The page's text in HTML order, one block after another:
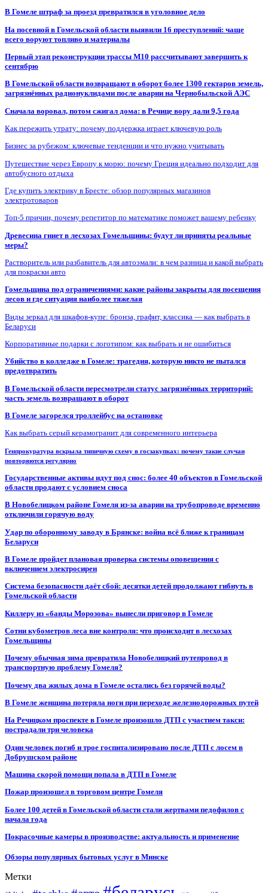
В Гомеле штраф за проезд превратился в уголовное дело
На посевной в Гомельской области выявили 16 преступлений: чаще
всего воруют топливо и материалы
Первый этап реконструкции трассы М10 рассчитывают завершить к
сентябрю
В Гомельской области возвращают в оборот более 1300 гектаров земель,
загрязнённых радионуклидами после аварии на Чернобыльской АЭС
Сначала воровал, потом сжигал дома: в Речице вору дали 9,5 года
Как пережить утрату: почему поддержка играет ключевую роль
Бизнес за рубежом: ключевые тенденции и что нужно учитывать
Путешествие через Европу к морю: почему Греция идеально подходит для
автобусного отдыха
Где купить электрику в Бресте: обзор популярных магазинов
электротоваров
Топ-5 причин, почему репетитор по математике поможет вашему ребенку
Древесина гниет в лесхозах Гомельщины: будут ли приняты реальные
меры?
Растворитель или разбавитель для автоэмали: в чем разница и какой выбрать
для покраски авто
Гомельщина под ограничениями: какие районы закрыты для посещения
лесов и где ситуация наиболее тяжелая
Виды зеркал для шкафов-купе: бронза, графит, классика — как выбрать в
Беларуси
Корпоративные подарки с логотипом: как выбрать и не ошибиться
Убийство в колледже в Гомеле: трагедия, которую никто не пытался
предотвратить
В Гомельской области пересмотрели статус загрязнённых территорий:
часть земель возвращают в оборот
В Гомеле загорелся троллейбус на остановке
Как выбрать серый керамогранит для современного интерьера
Генпрокуратура вскрыла типичную схему в госзакупках: почему такие случаи
повторяются регулярно
Государственные активы идут под снос: более 40 объектов в Гомельской
области продают с условием сноса
В Новобелицком районе Гомеля из-за аварии на трубопроводе временно
отключили горячую воду
Удар по оборонному заводу в Брянске: война всё ближе к границам
Беларуси
В Гомеле пройдет плановая проверка системы оповещения с
включением электросирен
Система безопасности даёт сбой: десятки детей продолжают гибнуть в
Гомельской области
Киллеру из «банды Морозова» вынесли приговор в Гомеле
Сотни кубометров леса вне контроля: что происходит в лесхозах
Гомельщины
Почему обычная зима превратила Новобелицкий путепровод в
транспортную проблему Гомеля?
Почему два жилых дома в Гомеле остались без горячей воды?
В Гомеле женщина потеряла ноги при переходе железнодорожных путей
На Речицком проспекте в Гомеле произошло ДТП с участием такси:
пострадали три человека
Один человек погиб и трое госпитализировано после ДТП с лосем в
Добрушском районе
Машина скорой помощи попала в ДТП в Гомеле
Пожар произошел в торговом центре Гомеля
Более 100 детей в Гомельской области стали жертвами педофилов с
начала года
Покрасочные камеры в производстве: актуальность и применение
Обзоры популярных бытовых услуг в Минске
Метки